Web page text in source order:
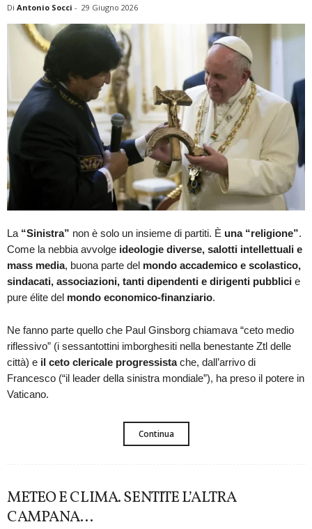
Di Antonio Socci - 29 Giugno 2026
La “Sinistra” non è solo un insieme di partiti. È una “religione”.
Come la nebbia avvolge ideologie diverse, salotti intellettuali e
mass media, buona parte del mondo accademico e scolastico,
sindacati, associazioni, tanti dipendenti e dirigenti pubblici e
pure élite del mondo economico-finanziario.
Ne fanno parte quello che Paul Ginsborg chiamava “ceto medio
riflessivo” (i sessantottini imborghesiti nella benestante Ztl delle
città) e il ceto clericale progressistache, dall’arrivo di
Francesco (“il leader della sinistra mondiale”), ha preso il potere in
Vaticano.
Continua
METEO E CLIMA. SENTITE L’ALTRA
CAMPANA…